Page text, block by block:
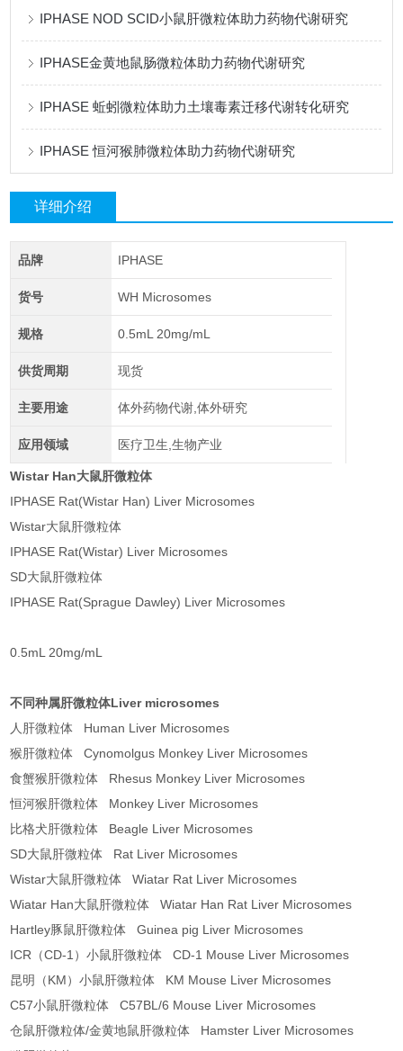
IPHASE NOD SCID小鼠肝微粒体助力药物代谢研究
IPHASE金黄地鼠肠微粒体助力药物代谢研究
IPHASE 蚯蚓微粒体助力土壤毒素迁移代谢转化研究
IPHASE 恒河猴肺微粒体助力药物代谢研究
详细介绍
品牌 IPHASE
货号 WH Microsomes
规格 0.5mL 20mg/mL
供货周期 现货
主要用途 体外药物代谢,体外研究
应用领域 医疗卫生,生物产业
Wistar Han大鼠肝微粒体
IPHASE Rat(Wistar Han) Liver Microsomes
Wistar大鼠肝微粒体
IPHASE Rat(Wistar) Liver Microsomes
SD大鼠肝微粒体
IPHASE Rat(Sprague Dawley) Liver Microsomes
0.5mL 20mg/mL
不同种属肝微粒体Liver microsomes
人肝微粒体 Human Liver Microsomes
猴肝微粒体 Cynomolgus Monkey Liver Microsomes
食蟹猴肝微粒体 Rhesus Monkey Liver Microsomes
恒河猴肝微粒体 Monkey Liver Microsomes
比格犬肝微粒体 Beagle Liver Microsomes
SD大鼠肝微粒体 Rat Liver Microsomes
Wistar大鼠肝微粒体 Wiatar Rat Liver Microsomes
Wiatar Han大鼠肝微粒体 Wiatar Han Rat Liver Microsomes
Hartley豚鼠肝微粒体 Guinea pig Liver Microsomes
ICR（CD-1）小鼠肝微粒体 CD-1 Mouse Liver Microsomes
昆明（KM）小鼠肝微粒体 KM Mouse Liver Microsomes
C57小鼠肝微粒体 C57BL/6 Mouse Liver Microsomes
仓鼠肝微粒体/金黄地鼠肝微粒体 Hamster Liver Microsomes